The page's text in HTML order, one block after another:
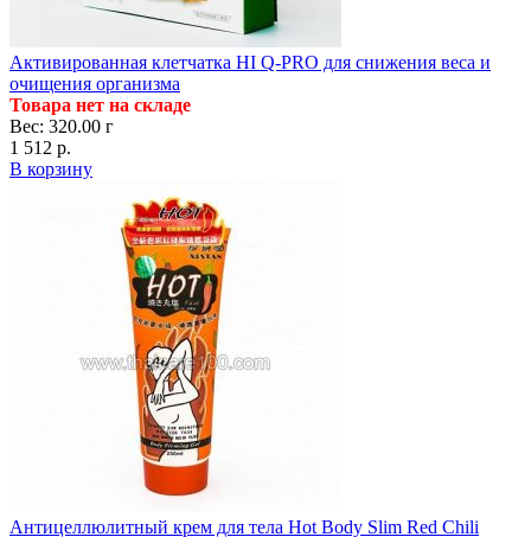
Активированная клетчатка HI Q-PRO для снижения веса и
очищения организма
Товара нет на складе
Вес: 320.00 г
1 512 р.
В корзину
Антицеллюлитный крем для тела Hot Body Slim Red Chili